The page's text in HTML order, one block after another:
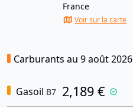
France
Voir sur la carte
Carburants au 9 août 2026
Gasoil B7 2,189 €